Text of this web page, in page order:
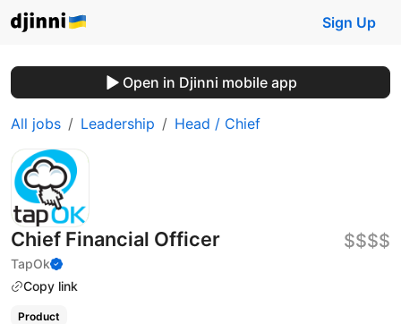
Sign Up
Open in Djinni mobile app
All jobs Leadership Head / Chief
Chief Financial Officer
TapOk
Copy link
$$$$
Product